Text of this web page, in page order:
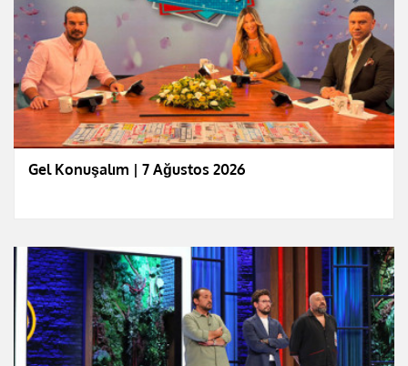
Gel Konuşalım | 7 Ağustos 2026